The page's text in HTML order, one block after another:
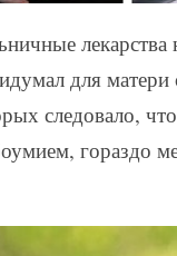
лекарства
для
следовало,
гораздо